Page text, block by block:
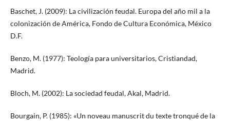
Baschet, J. (2009): La civilización feudal. Europa del año mil a la
colonización de América, Fondo de Cultura Económica, México
D.F.
Benzo, M. (1977): Teología para universitarios, Cristiandad,
Madrid.
Bloch, M. (2002): La sociedad feudal, Akal, Madrid.
Bourgain, P. (1985): «Un noveau manuscrit du texte tronqué de la